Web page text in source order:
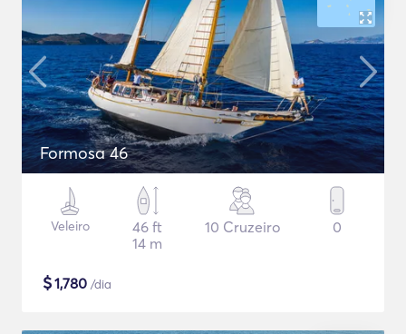
Formosa 46
Veleiro
46 ft
14 m
10 Cruzeiro 0
$1,780 /dia